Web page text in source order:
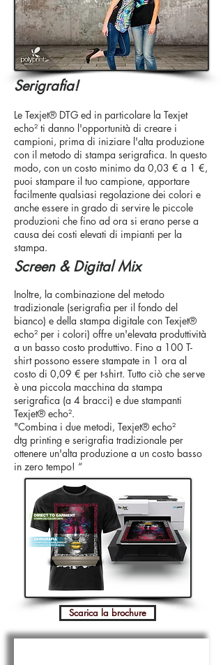
Serigrafia!
Le Texjet® DTG ed in particolare la Texjet
echo² ti danno l'opportunità di creare i
campioni, prima di iniziare l'alta produzione
con il metodo di stampa serigrafica. In questo
modo, con un costo minimo da 0,03 € a 1 €,
puoi stampare il tuo campione, apportare
facilmente qualsiasi regolazione dei colori e
anche essere in grado di servire le piccole
produzioni che fino ad ora si erano perse a
causa dei costi elevati di impianti per la
stampa.
Screen & Digital Mix
Inoltre, la combinazione del metodo
tradizionale (serigrafia per il fondo del
bianco) e della stampa digitale con Texjet®
echo² per i colori) offre un'elevata produttività
a un basso costo produttivo. Fino a 100 T-
shirt possono essere stampate in 1 ora al
costo di 0,09 € per t-shirt. Tutto ciò che serve
è una piccola macchina da stampa
serigrafica (a 4 bracci) e due stampanti
Texjet® echo².
"Combina i due metodi, Texjet® echo²
dtg printing e serigrafia tradizionale per
ottenere un'alta produzione a un costo basso
in zero tempo! “
Scarica la brochure